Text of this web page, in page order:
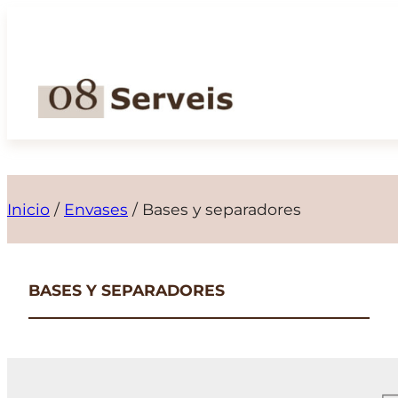
contenido
Inicio / Envases / Bases y separadores
BASES Y SEPARADORES